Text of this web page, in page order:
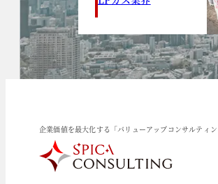
企業価値を最大化する「バリューアップコンサルティ